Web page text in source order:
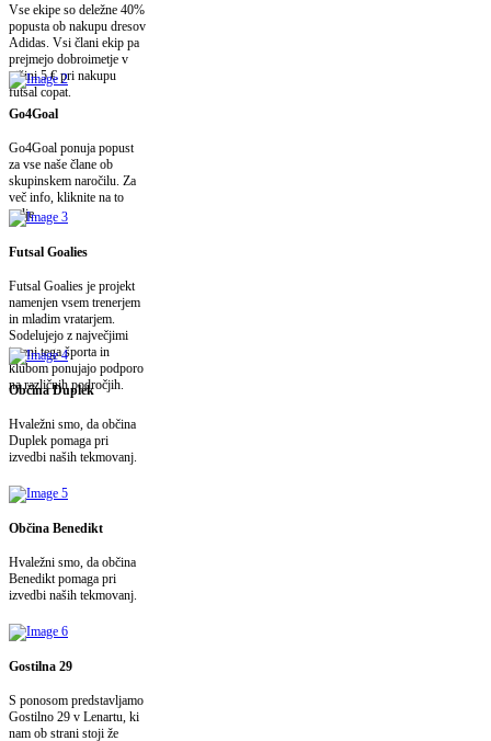
Vse ekipe so deležne 40%
popusta ob nakupu dresov
Adidas. Vsi člani ekip pa
prejmejo dobroimetje v
višini 5 € pri nakupu
futsal copat.
Go4Goal
Go4Goal ponuja popust
za vse naše člane ob
skupinskem naročilu. Za
več info, kliknite na to
polje.
Futsal Goalies
Futsal Goalies je projekt
namenjen vsem trenerjem
in mladim vratarjem.
Sodelujejo z največjimi
imeni tega športa in
klubom ponujajo podporo
na različnih področjih.
Občina Duplek
Hvaležni smo, da občina
Duplek pomaga pri
izvedbi naših tekmovanj.
Občina Benedikt
Hvaležni smo, da občina
Benedikt pomaga pri
izvedbi naših tekmovanj.
Gostilna 29
S ponosom predstavljamo
Gostilno 29 v Lenartu, ki
nam ob strani stoji že